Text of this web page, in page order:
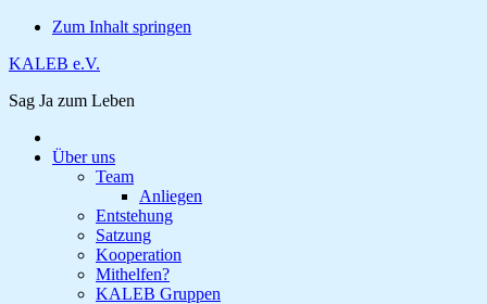
Zum Inhalt springen
KALEB e.V.
Sag Ja zum Leben
Über uns
Team
Anliegen
Entstehung
Satzung
Kooperation
Mithelfen?
KALEB Gruppen